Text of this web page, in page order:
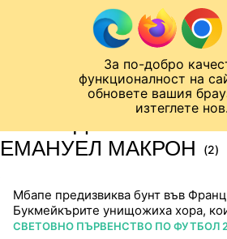
За по-добро
функционалност на
обновете вашия
изтеглете нов.
Към съдържанието
Лига на Конференциите
ЕМАНУЕЛ МАКРОН
(2)
Мбапе предизвиква бунт във
Букмейкърите унищожиха хора,
ПОВЕЧЕ ОТ
СВЕТОВНО ПЪРВЕНСТВО ПО ФУТБОЛ